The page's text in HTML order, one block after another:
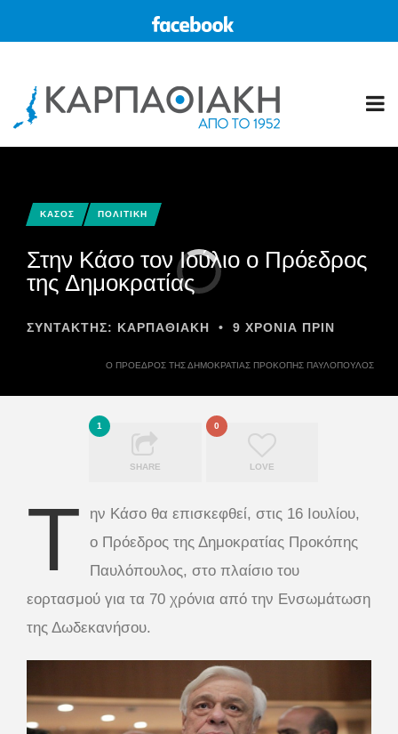
Ο ΠΡΌΕΔΡΟΣ ΤΗΣ ΔΗΜΟΚΡΑΤΊΑΣ ΠΡΟΚΌΠΗΣ ΠΑΥΛΌΠΟΥΛΟΣ
ΚΑΣΟΣ ΠΟΛΙΤΙΚΗ
Στην Κάσο τον Ιούλιο ο Πρόεδρος
της Δημοκρατίας
ΣΥΝΤΆΚΤΗΣ: ΚΑΡΠΑΘΙΑΚΗ • 9 ΧΡΌΝΙΑ ΠΡΙΝ
1
SHARE
0
LOVE
Τ
ην Κάσο θα επισκεφθεί, στις 16 Ιουλίου,
ο Πρόεδρος της Δημοκρατίας Προκόπης
Παυλόπουλος, στο πλαίσιο του
εορτασμού για τα 70 χρόνια από την Ενσωμάτωση
της Δωδεκανήσου.